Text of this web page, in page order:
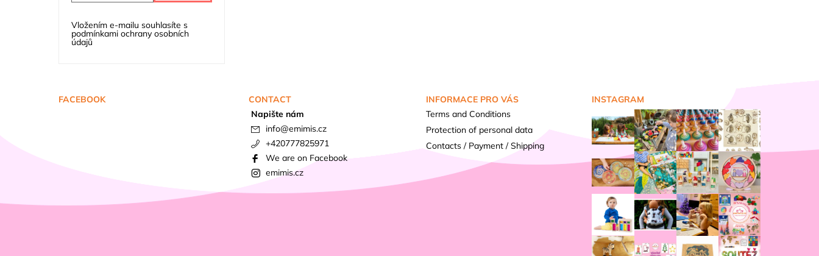
Vložením e-mailu souhlasíte s
podmínkami ochrany osobních
údajů
FACEBOOK
CONTACT
Napište nám
info@emimis.cz
+420777825971
We are on Facebook
emimis.cz
INFORMACE PRO VÁS
Terms and Conditions
Protection of personal data
Contacts / Payment / Shipping
INSTAGRAM